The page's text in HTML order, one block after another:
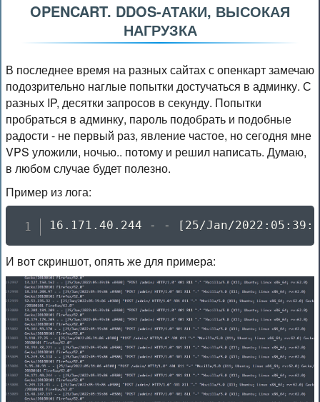
OPENCART. DDOS-АТАКИ, ВЫСОКАЯ
НАГРУЗКА
В последнее время на разных сайтах с опенкарт замечаю
подозрительно наглые попытки достучаться в админку. С
разных IP, десятки запросов в секунду. Попытки
пробраться в админку, пароль подобрать и подобные
радости - не первый раз, явление частое, но сегодня мне
VPS уложили, ночью.. потому и решил написать. Думаю,
в любом случае будет полезно.
Пример из лога:
16.171.40.244 - - [25/Jan/
И вот скриншот, опять же для примера: